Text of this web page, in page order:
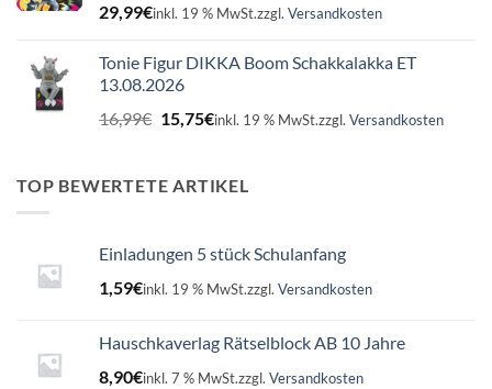
29,99€inkl. 19 % MwSt.zzgl. Versandkosten
Tonie Figur DIKKA Boom Schakkalakka ET
13.08.2026
16,99€ Ursprünglicher
Preis
16,99€
15,75€Aktueller
15,75€.
inkl. 19 % MwSt.zzgl. Versandkosten
TOP BEWERTETE ARTIKEL
Einladungen 5 stück Schulanfang
1,59€inkl. 19 % MwSt.zzgl. Versandkosten
Hauschkaverlag Rätselblock AB 10 Jahre
8,90€inkl. 7 % MwSt.zzgl. Versandkosten